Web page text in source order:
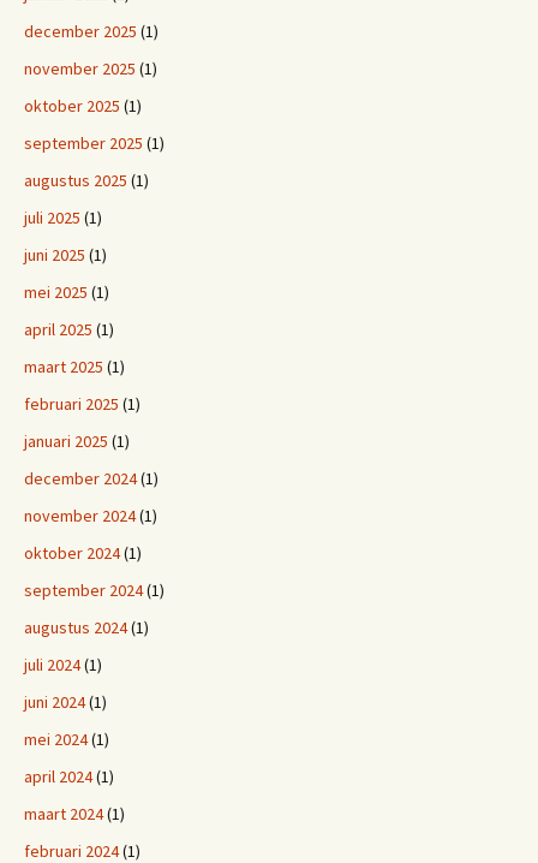
december 2025 (1)
november 2025 (1)
oktober 2025 (1)
september 2025 (1)
augustus 2025 (1)
juli 2025 (1)
juni 2025 (1)
mei 2025 (1)
april 2025 (1)
maart 2025 (1)
februari 2025 (1)
januari 2025 (1)
december 2024(1)
november 2024(1)
oktober 2024(1)
september 2024(1)
augustus 2024(1)
juli 2024(1)
juni 2024(1)
mei 2024(1)
april 2024(1)
maart 2024(1)
februari 2024(1)